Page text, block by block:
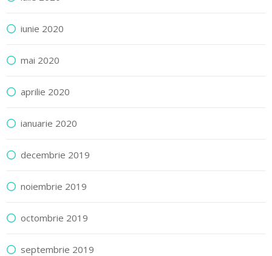
iunie 2020
mai 2020
aprilie 2020
ianuarie 2020
decembrie 2019
noiembrie 2019
octombrie 2019
septembrie 2019